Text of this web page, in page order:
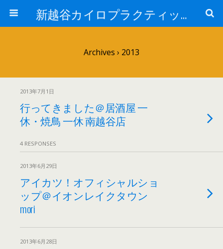
新越谷カイロプラクティック院 院長ブログPart 2
Archives › 2013
2013年7月1日
行ってきました＠居酒屋 一
休・焼鳥 一休 南越谷店
4 RESPONSES
2013年6月29日
アイカツ！オフィシャルショ
ップ＠イオンレイクタウン
mori
2013年6月28日